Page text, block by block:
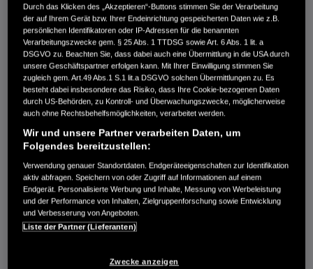
Außenfarbe
crystal black pearl
Kilometerstand
166.000 km
Kraftstoffart
Super
Getriebe
Automatik
Türen
5
Leistung
61 kW / 83 PS
Hubraum
1.339 cm³
Erstzulassung
10.2007
Bauart
Limousine
AUTO HARKE GMBH
Randersweide 59-63
21035 Hamburg
+49 40 735 935 0
DETAILS
Durch das Klicken des „Akzeptieren“-Buttons stimmen Sie der Verarbeitung
der auf Ihrem Gerät bzw. Ihrer Endeinrichtung gespeicherten Daten wie z.B.
persönlichen Identifikatoren oder IP-Adressen für die benannten
Verarbeitungszwecke gem. § 25 Abs. 1 TTDSG sowie Art. 6 Abs. 1 lit. a
DSGVO zu. Beachten Sie, dass dabei auch eine Übermittlung in die USA durch
unsere Geschäftspartner erfolgen kann. Mit Ihrer Einwilligung stimmen Sie
zugleich gem. Art.49 Abs.1 S.1 lit.a DSGVO solchen Übermittlungen zu. Es
besteht dabei insbesondere das Risiko, dass Ihre Cookie-bezogenen Daten
durch US-Behörden, zu Kontroll- und Überwachungszwecke, möglicherweise
auch ohne Rechtsbehelfsmöglichkeiten, verarbeitet werden.
Wir und unsere Partner verarbeiten Daten, um
Folgendes bereitzustellen:
Verwendung genauer Standortdaten. Endgeräteeigenschaften zur Identifikation
aktiv abfragen. Speichern von oder Zugriff auf Informationen auf einem
Endgerät. Personalisierte Werbung und Inhalte, Messung von Werbeleistung
und der Performance von Inhalten, Zielgruppenforschung sowie Entwicklung
und Verbesserung von Angeboten.
Liste der Partner (Lieferanten)
Zwecke anzeigen